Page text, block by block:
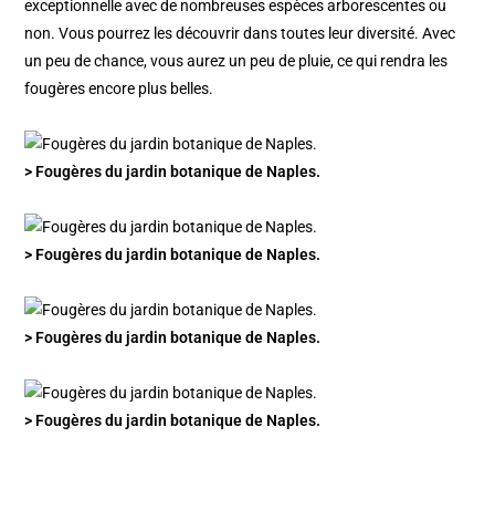
exceptionnelle avec de nombreuses espèces arborescentes ou
non. Vous pourrez les découvrir dans toutes leur diversité. Avec
un peu de chance, vous aurez un peu de pluie, ce qui rendra les
fougères encore plus belles.
> Fougères du jardin botanique de Naples.
> Fougères du jardin botanique de Naples.
> Fougères du jardin botanique de Naples.
> Fougères du jardin botanique de Naples.